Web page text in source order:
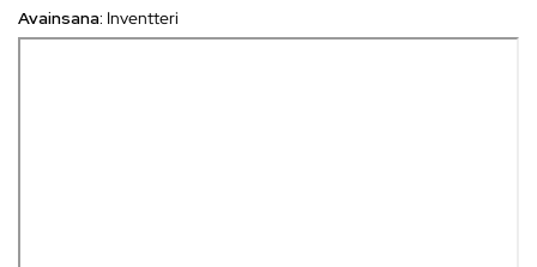
Avainsana: Inventteri